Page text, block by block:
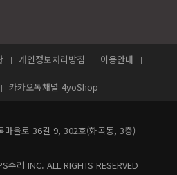
개인정보처리방침 이용안내
카카오톡채널 4yoShop
을로 36길 9, 302호(화곡동, 3층)
리 INC. ALL RIGHTS RESERVED